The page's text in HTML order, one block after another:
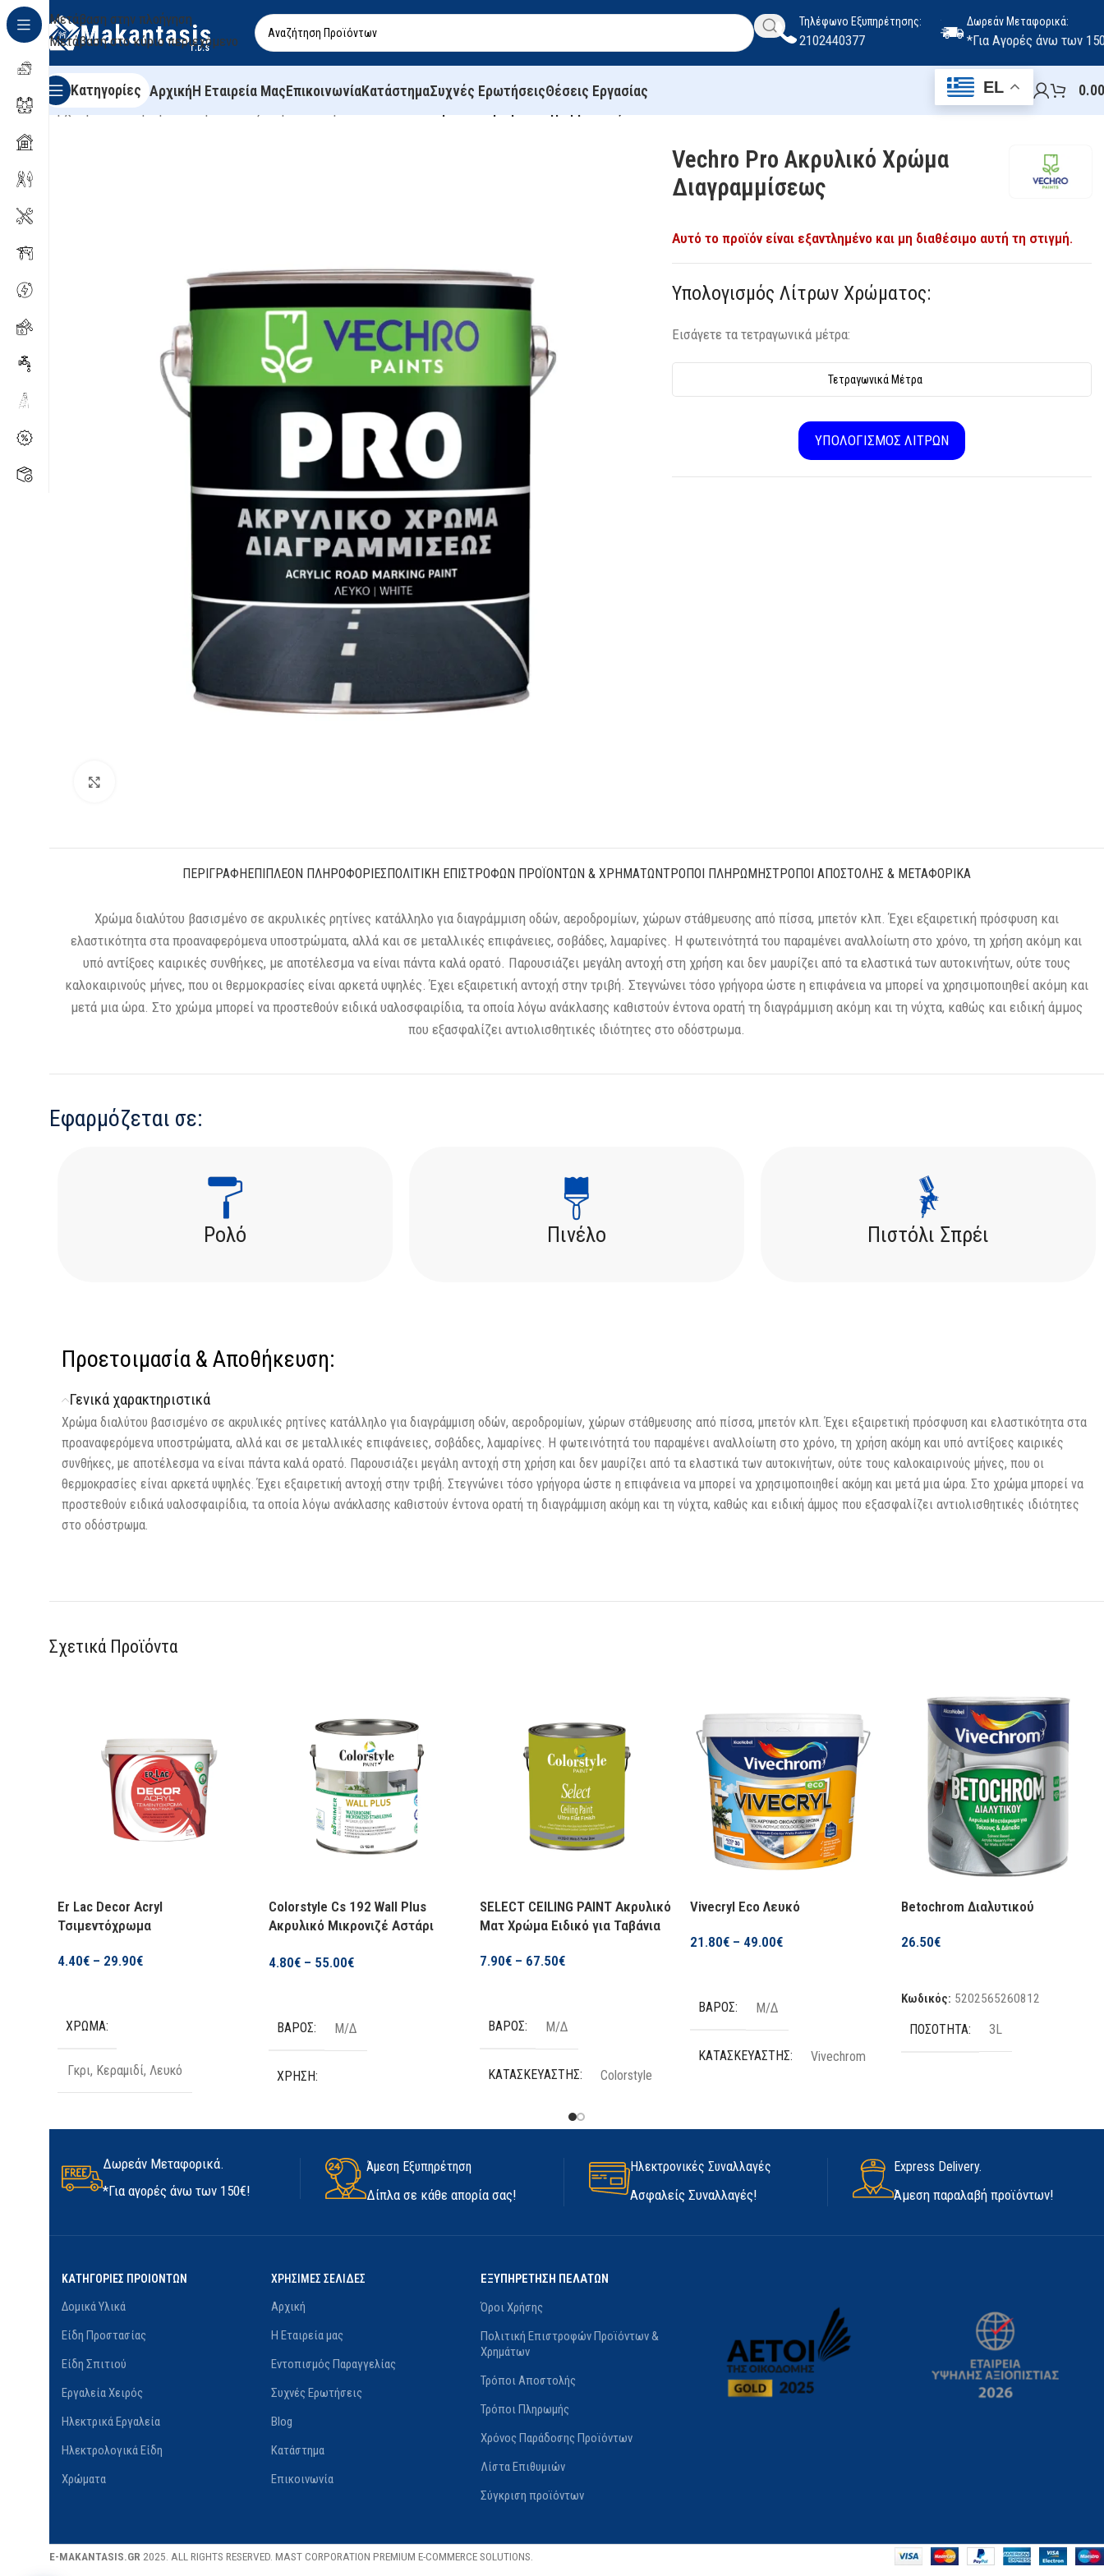
Μετάβαση στην πλοήγηση
Μετάβαση στο κύριο περιεχόμενο
Τηλέφωνο Εξυπηρέτησης:
2102440377
Δωρεάν Μεταφορικά:
*Για Αγορές άνω των
Κατηγορίες ΑρχικήΗ Εταιρεία ΜαςΕπικοινωνίαΚατάστημαΣυχνές ΕρωτήσειςΘέσεις Εργασίας EL 0.00
Αρχική σελίδα/Χρώματα
Vechro Pro Ακρυλικό Χρώμα
Διαγραμμίσεως
Αυτό το προϊόν είναι εξαντλημένο και μη διαθέσιμο αυτή τη στιγμή.
Υπολογισμός Λίτρων Χρώματος:
Εισάγετε τα τετραγωνικά μέτρα:
ΥΠΟΛΟΓΙΣΜΟΣ ΛΙΤΡΩΝ
ΠΕΡΙΓΡΑΦΉΕΠΙΠΛΈΟΝ ΠΛΗΡΟΦΟΡΊΕΣΠΟΛΙΤΙΚΉ ΕΠΙΣΤΡΟΦΏΝ ΠΡΟΪΌΝΤΩΝ & ΧΡΗΜΆΤΩΝΤΡΌΠΟΙ ΠΛΗΡΩΜΉΣΤΡΌΠΟΙ ΑΠΟΣΤΟΛΉΣ & ΜΕΤΑΦΟΡΙΚΆ
Χρώμα διαλύτου βασισμένο σε ακρυλικές ρητίνες κατάλληλο για διαγράμμιση οδών, αεροδρομίων, χώρων στάθμευσης από πίσσα, μπετόν κλπ. Έχει εξαιρετική πρόσφυση και
ελαστικότητα στα προαναφερόμενα υποστρώματα, αλλά και σε μεταλλικές επιφάνειες, σοβάδες, λαμαρίνες. Η φωτεινότητά του παραμένει αναλλοίωτη στο χρόνο, τη χρήση ακόμη και
υπό αντίξοες καιρικές συνθήκες, με αποτέλεσμα να είναι πάντα καλά ορατό. Παρουσιάζει μεγάλη αντοχή στη χρήση και δεν μαυρίζει από τα ελαστικά των αυτοκινήτων, ούτε τους
καλοκαιρινούς μήνες, που οι θερμοκρασίες είναι αρκετά υψηλές. Έχει εξαιρετική αντοχή στην τριβή. Στεγνώνει τόσο γρήγορα ώστε η επιφάνεια να μπορεί να χρησιμοποιηθεί ακόμη και
μετά μια ώρα. Στο χρώμα μπορεί να προστεθούν ειδικά υαλοσφαιρίδια, τα οποία λόγω ανάκλασης καθιστούν έντονα ορατή τη διαγράμμιση ακόμη και τη νύχτα, καθώς και ειδική άμμος
που εξασφαλίζει αντιολισθητικές ιδιότητες στο οδόστρωμα.
Εφαρμόζεται σε:
Ρολό Πινέλο Πιστόλι Σπρέι
Προετοιμασία & Αποθήκευση:
Γενικά χαρακτηριστικά
Χρώμα διαλύτου βασισμένο σε ακρυλικές ρητίνες κατάλληλο για διαγράμμιση οδών, αεροδρομίων, χώρων στάθμευσης από πίσσα, μπετόν κλπ. Έχει εξαιρετική πρόσφυση και ελαστικότητα στα
προαναφερόμενα υποστρώματα, αλλά και σε μεταλλικές επιφάνειες, σοβάδες, λαμαρίνες. Η φωτεινότητά του παραμένει αναλλοίωτη στο χρόνο, τη χρήση ακόμη και υπό αντίξοες καιρικές
συνθήκες, με αποτέλεσμα να είναι πάντα καλά ορατό. Παρουσιάζει μεγάλη αντοχή στη χρήση και δεν μαυρίζει από τα ελαστικά των αυτοκινήτων, ούτε τους καλοκαιρινούς μήνες, που οι
θερμοκρασίες είναι αρκετά υψηλές. Έχει εξαιρετική αντοχή στην τριβή. Στεγνώνει τόσο γρήγορα ώστε η επιφάνεια να μπορεί να χρησιμοποιηθεί ακόμη και μετά μια ώρα. Στο χρώμα μπορεί να
προστεθούν ειδικά υαλοσφαιρίδια, τα οποία λόγω ανάκλασης καθιστούν έντονα ορατή τη διαγράμμιση ακόμη και τη νύχτα, καθώς και ειδική άμμος που εξασφαλίζει αντιολισθητικές ιδιότητες
στο οδόστρωμα.
Σχετικά Προϊόντα
Er Lac Decor Acryl
Τσιμεντόχρωμα
4.40€ – 29.90€
ΧΡΏΜΑ
Γκρι, Κεραμιδί, Λευκό
ΥΛΙΚΌ ΕΠΙΦΆΝΕΙΑΣ:
ΠΟΣΌΤΗΤΑ
Colorstyle Cs 192 Wall Plus
Ακρυλικό Μικρονιζέ Αστάρι
4.80€ – 55.00€
ΒΆΡΟΣ Μ/Δ
ΧΡΉΣΗ
ΔΥΝΑΤΌΤΗΤΕΣ
ΠΟΣΌΤΗΤΑ
SELECT CEILING PAINT Ακρυλικό
Ματ Χρώμα Ειδικό για Ταβάνια
7.90€ – 67.50€
ΒΆΡΟΣ Μ/Δ
ΚΑΤΑΣΚΕΥΑΣΤΉΣ Colorstyle
ΔΥΝΑΤΌΤΗΤΕΣ
Vivecryl Eco Λευκό
21.80€ – 49.00€
ΒΆΡΟΣ Μ/Δ
ΚΑΤΑΣΚΕΥΑΣΤΉΣ Vivechrom
Ακρυλικό,Οικολογικό
Betochrom Διαλυτικού
26.50€
Κωδικός: 5202565260812
ΠΟΣΌΤΗΤΑ 3L
Δωρεάν Μεταφορικά.
*Για αγορές άνω των 150€!
Άμεση Εξυπηρέτηση
Δίπλα σε κάθε απορία σας!
Ηλεκτρονικές Συναλλαγές
Ασφαλείς Συναλλαγές!
Express Delivery.
Άμεση παραλαβή προϊόντων!
ΚΑΤΗΓΟΡΙΕΣ ΠΡΟΙΟΝΤΩΝ
Δομικά Υλικά
Είδη Προστασίας
Είδη Σπιτιού
Εργαλεία Χειρός
Ηλεκτρικά Εργαλεία
Ηλεκτρολογικά Είδη
Χρώματα
ΧΡΗΣΙΜΕΣ ΣΕΛΙΔΕΣ
Αρχική
Η Εταιρεία μας
Εντοπισμός Παραγγελίας
Συχνές Ερωτήσεις
Blog
Κατάστημα
Επικοινωνία
ΕΞΥΠΗΡΕΤΗΣΗ ΠΕΛΑΤΩΝ
Όροι Χρήσης
Πολιτική Επιστροφών Προϊόντων &
Χρημάτων
Τρόποι Αποστολής
Τρόποι Πληρωμής
Χρόνος Παράδοσης Προϊόντων
Λίστα Επιθυμιών
Σύγκριση προϊόντων
E-MAKANTASIS.GR 2025. ALL RIGHTS RESERVED. MAST CORPORATION PREMIUM E-COMMERCE SOLUTIONS.